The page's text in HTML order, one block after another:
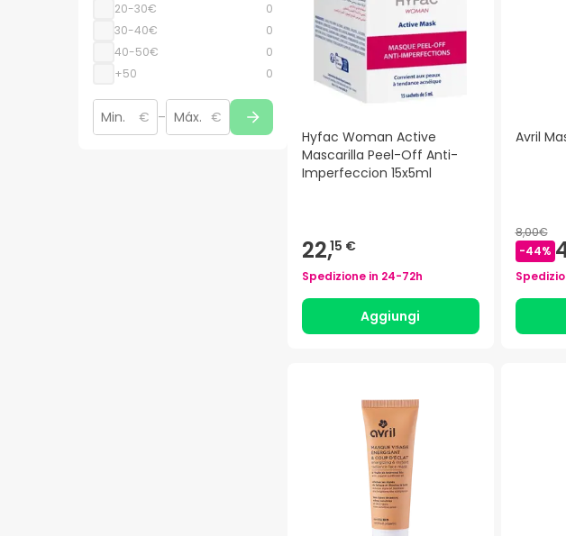
20-30€
0
30-40€
0
40-50€
0
+50
0
€ – €
Hyfac Woman Active
Mascarilla Peel-Off Anti-
Imperfeccion 15x5ml
22,15 €
Spedizione in 24-72h
Aggiungi
Avril
8,00€
-44%